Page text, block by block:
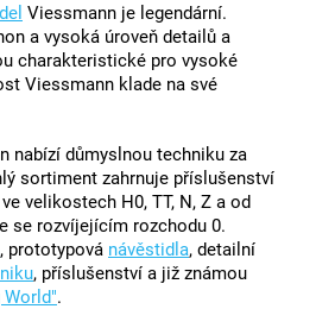
Viessmann je legendární.
a vysoká úroveň detailů a
charakteristické pro vysoké
Viessmann klade na své
nabízí důmyslnou techniku za
sortiment zahrnuje příslušenství
velikostech H0, TT, N, Z a od
se rozvíjejícím rozchodu 0.
, prototypová návěstidla, detailní
, příslušenství a již známou
.